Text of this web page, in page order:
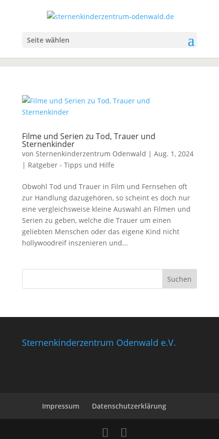
Seite wählen
Filme und Serien zu Tod, Trauer und
Sternenkinder
von Sternenkinderzentrum Odenwald | Aug. 1, 2024
| Ratgeber - Tipps und Hilfe
Obwohl Tod und Trauer in Film und Fernsehen oft
zur Handlung dazugehören, so scheint es doch nur
eine vergleichsweise kleine Auswahl an Filmen und
Serien zu geben, welche die Trauer um einen
geliebten Menschen oder das eigene Kind nicht
hollywoodreif inszenieren und...
Sternenkinderzentrum Odenwald e.V.
Impressum Datenschutzerklärung